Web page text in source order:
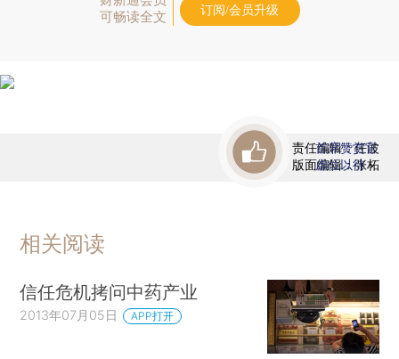
可畅读全文
订阅/会员升级
责任编辑：任波
版面编辑：张柘
首席赞赏官
虚位以待
相关阅读
信任危机拷问中药产业
2013年07月05日 APP打开